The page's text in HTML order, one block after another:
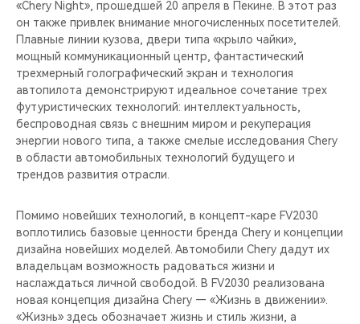
«Chery Night», прошедшей 20 апреля в Пекине. В этот раз
он также привлек внимание многочисленных посетителей.
Плавные линии кузова, двери типа «крыло чайки»,
мощный коммуникационный центр, фантастический
трехмерный голографический экран и технология
автопилота демонстрируют идеальное сочетание трех
футуристических технологий: интеллектуальность,
беспроводная связь с внешним миром и рекуперация
энергии нового типа, а также смелые исследования Chery
в области автомобильных технологий будущего и
трендов развития отрасли.
Помимо новейших технологий, в концепт-каре FV2030
воплотились базовые ценности бренда Chery и концепции
дизайна новейших моделей. Автомобили Chery дадут их
владельцам возможность радоваться жизни и
наслаждаться личной свободой. В FV2030 реализована
новая концепция дизайна Chery — «Жизнь в движении».
«Жизнь» здесь обозначает жизнь и стиль жизни, а